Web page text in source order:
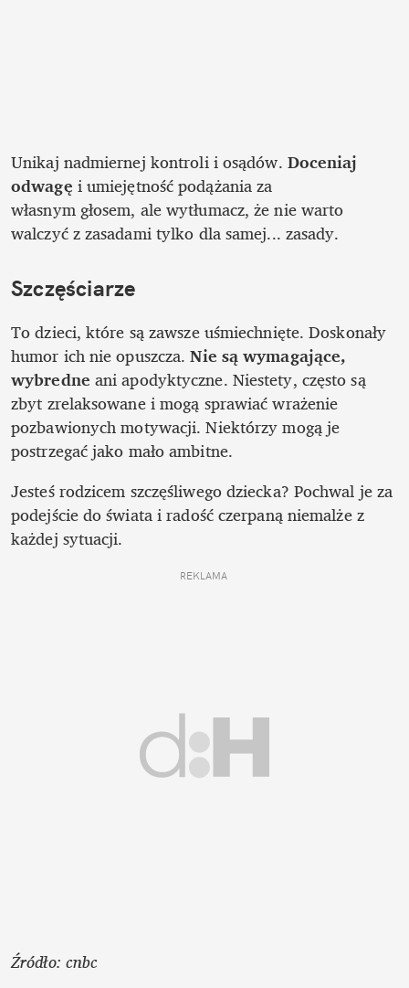
Unikaj nadmiernej kontroli i osądów. Doceniaj
odwagę i umiejętność podążania za
własnym głosem, ale wytłumacz, że nie warto
walczyć z zasadami tylko dla samej... zasady.
Szczęściarze
To dzieci, które są zawsze uśmiechnięte. Doskonały
humor ich nie opuszcza. Nie są wymagające,
wybredne ani apodyktyczne. Niestety, często są
zbyt zrelaksowane i mogą sprawiać wrażenie
pozbawionych motywacji. Niektórzy mogą je
postrzegać jako mało ambitne.
Jesteś rodzicem szczęśliwego dziecka? Pochwal je za
podejście do świata i radość czerpaną niemalże z
każdej sytuacji.
REKLAMA
Źródło: cnbc